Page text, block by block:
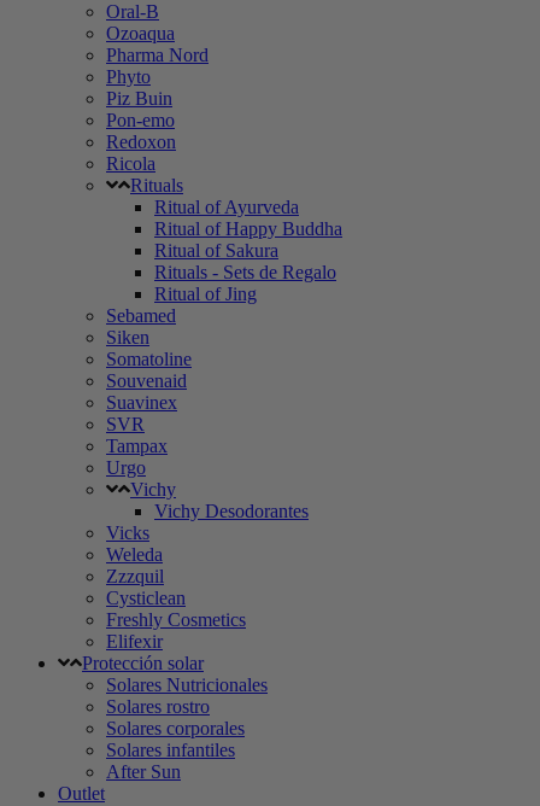
Oral-B
Ozoaqua
Pharma Nord
Phyto
Piz Buin
Pon-emo
Redoxon
Ricola
Rituals
Ritual of Ayurveda
Ritual of Happy Buddha
Ritual of Sakura
Rituals - Sets de Regalo
Ritual of Jing
Sebamed
Siken
Somatoline
Souvenaid
Suavinex
SVR
Tampax
Urgo
Vichy
Vichy Desodorantes
Vicks
Weleda
Zzzquil
Cysticlean
Freshly Cosmetics
Elifexir
Protección solar
Solares Nutricionales
Solares rostro
Solares corporales
Solares infantiles
After Sun
Outlet